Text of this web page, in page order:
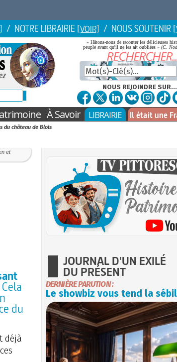
/ NOTRE LIBRAIRIE [VOIR] / NOUS SOUTENIR
« Hâtons-nous de raconter les délicieuses
peuple avant qu'il ne les ait oubliées » (C.
NOUS REJOINDRE SUR...
À Savoir LIBRAIRIE Il était une
du château de Blois
et
du
déjà
JOURNAL D'UN EXILÉ
DU PRÉSENT
DERNIÈRE PARUTION :
Le showbiz vous tend la